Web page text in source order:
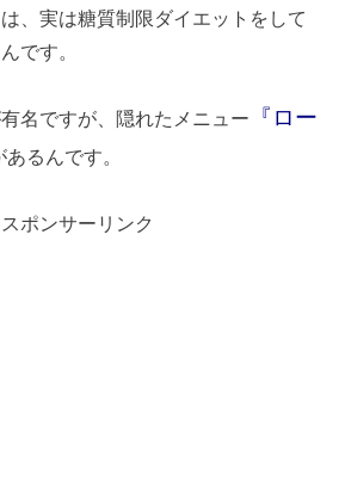
、実は糖質制限ダイエットをして
です。
名ですが、隠れたメニュー
『ロー
あるんです。
スポンサーリンク